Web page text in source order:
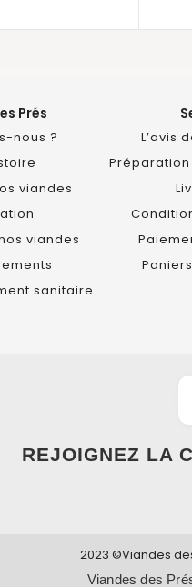
Prés
nous ?
viandes
viandes
sanitaire
L’avis
REJOIGNEZ LA
2023 ©Viandes
Viandes des